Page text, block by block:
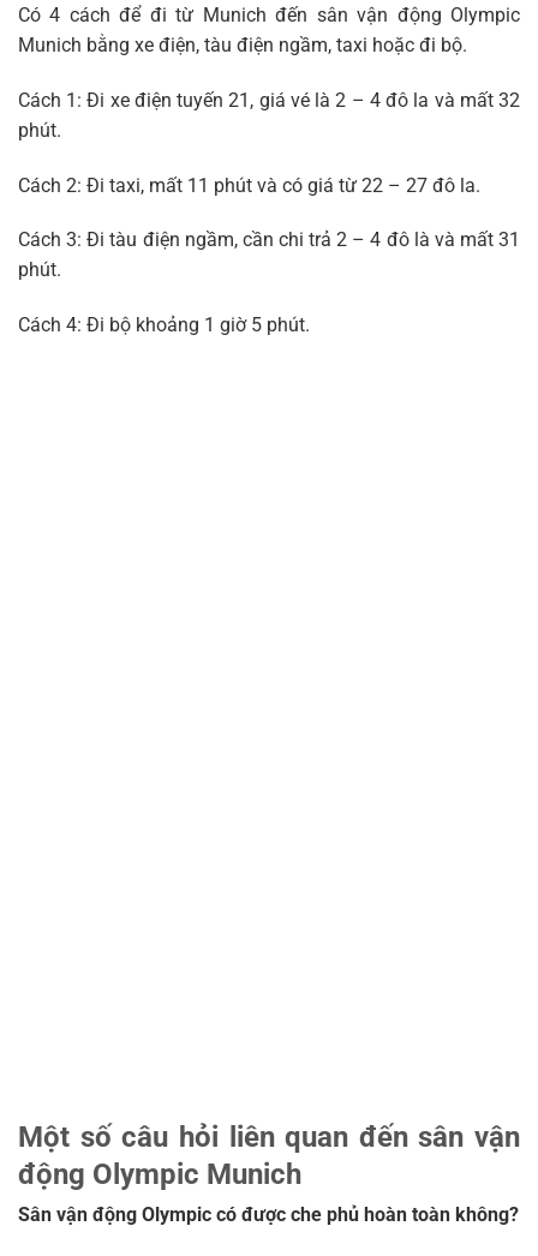
Có 4 cách để đi từ Munich đến sân vận động Olympic
Munich bằng xe điện, tàu điện ngầm, taxi hoặc đi bộ.
Cách 1: Đi xe điện tuyến 21, giá vé là 2 – 4 đô la và mất 32
phút.
Cách 2: Đi taxi, mất 11 phút và có giá từ 22 – 27 đô la.
Cách 3: Đi tàu điện ngầm, cần chi trả 2 – 4 đô là và mất 31
phút.
Cách 4: Đi bộ khoảng 1 giờ 5 phút.
Một số câu hỏi liên quan đến sân vận
động Olympic Munich
Sân vận động Olympic có được che phủ hoàn toàn không?